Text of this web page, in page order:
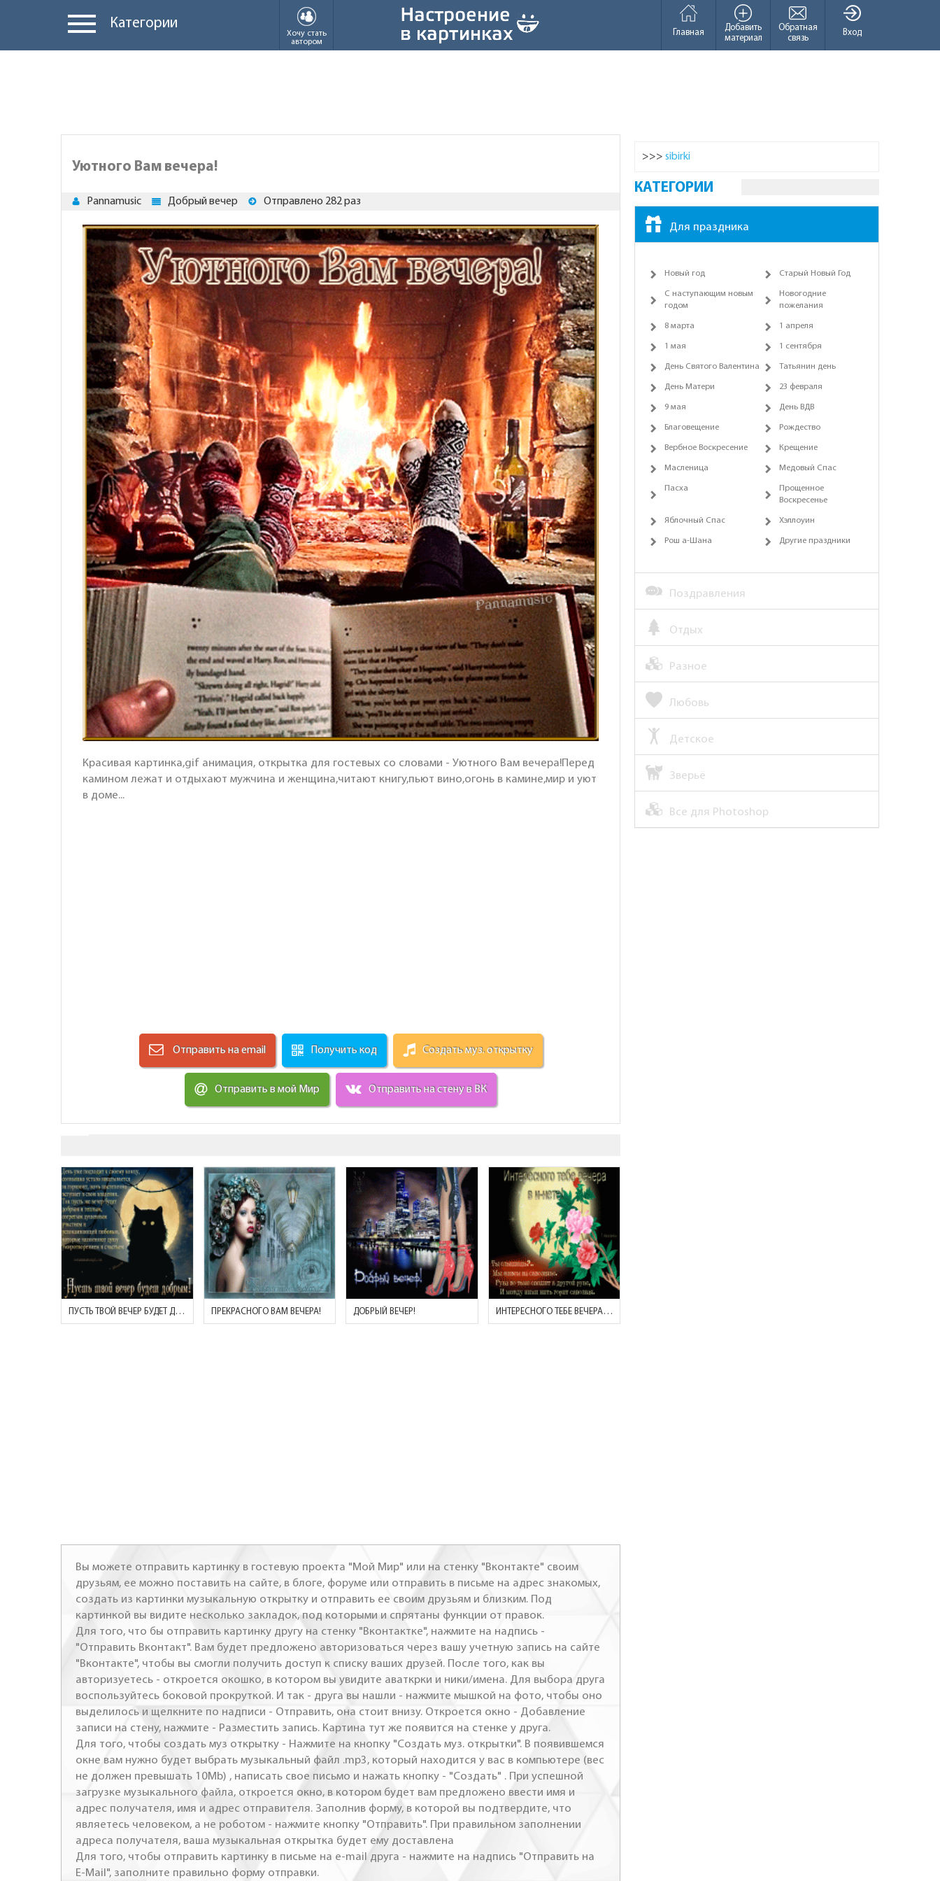
Категории
Хочу стать
автором
Вход
Обратная
связь
Добавить
материал
Главная
Уютного Вам вечера!
Pannamusic Добрый вечер Отправлено 282 раз
Красивая картинка,gif анимация, открытка для гостевых со словами - Уютного Вам вечера!Перед
камином лежат и отдыхают мужчина и женщина,читают книгу,пьют вино,огонь в камине,мир и уют
в доме...
Отправить на email Получить код Создать муз. открытку
Отправить в мой Мир Отправить на стену в ВК
ПУСТЬ ТВОЙ ВЕЧЕР БУДЕТ ДОБРЫМ! ПРЕКРАСНОГО ВАМ ВЕЧЕРА! ДОБРЫЙ ВЕЧЕР! ИНТЕРЕСНОГО ТЕБЕ ВЕЧЕРА В И-НЕТЕ! (РУКА ВО ТЬМЕ СПЕШИТ К ДРУГОЙ
Вы можете отправить картинку в гостевую проекта "Мой Мир" или на стенку "Вконтакте" своим
друзьям, ее можно поставить на сайте, в блоге, форуме или отправить в письме на адрес знакомых,
создать из картинки музыкальную открытку и отправить ее своим друзьям и близким. Под
картинкой вы видите несколько закладок, под которыми и спрятаны функции от правок.
Для того, что бы отправить картинку другу на стенку "Вконтактке", нажмите на надпись -
"Отправить Вконтакт". Вам будет предложено авторизоваться через вашу учетную запись на сайте
"Вконтакте", чтобы вы смогли получить доступ к списку ваших друзей. После того, как вы
авторизуетесь - откроется окошко, в котором вы увидите аваткрки и ники/имена. Для выбора друга
воспользуйтесь боковой прокруткой. И так - друга вы нашли - нажмите мышкой на фото, чтобы оно
выделилось и щелкните по надписи - Отправить, она стоит внизу. Откроется окно - Добавление
записи на стену, нажмите - Разместить запись. Картина тут же появится на стенке у друга.
Для того, чтобы создать муз открытку - Нажмите на кнопку "Создать муз. открытки". В появившемся
окне вам нужно будет выбрать музыкальный файл .mp3, который находится у вас в компьютере (вес
не должен превышать 10Mb) , написать свое письмо и нажать кнопку - "Создать" . При успешной
загрузке музыкального файла, откроется окно, в котором будет вам предложено ввести имя и
адрес получателя, имя и адрес отправителя. Заполнив форму, в которой вы подтвердите, что
являетесь человеком, а не роботом - нажмите кнопку "Отправить". При правильном заполнении
адреса получателя, ваша музыкальная открытка будет ему доставлена
Для того, чтобы отправить картинку в письме на e-mail друга - нажмите на надпись "Отправить на
E-Mail", заполните правильно форму отправки.
>>> sibirki
КАТЕГОРИИ
Для праздника
Новый год Старый Новый Год
С наступающим новым
годом
Новогодние
пожелания
8 марта 1 апреля
1 мая 1 сентября
День Святого Валентина Татьянин день
День Матери 23 февраля
9 мая День ВДВ
Благовещение Рождество
Вербное Воскресение Крещение
Масленица Медовый Спас
Пасха
Прощенное
Воскресенье
Яблочный Спас Хэллоуин
Рош а-Шана Другие праздники
Поздравления
Отдых
Разное
Любовь
Детское
Зверьё
Все для Photoshop